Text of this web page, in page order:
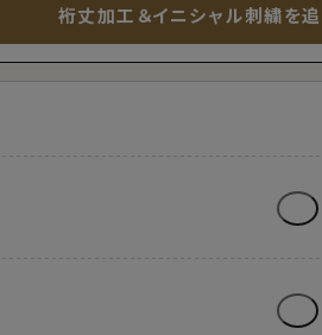
裄丈加工＆イニシャル刺繍を